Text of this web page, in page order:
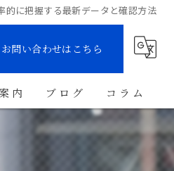
的に把握する最新データと確認方法
お問い合わせはこちら
内 ブログ コラム